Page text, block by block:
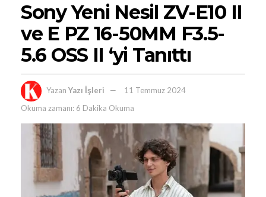
Sony Yeni Nesil ZV-E10 II
ve E PZ 16-50MM F3.5-
5.6 OSS II ‘yi Tanıttı
Yazan Yazı İşleri
11 Temmuz 2024
Okuma zamanı: 6 Dakika Okuma